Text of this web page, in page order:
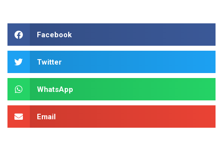
Facebook
Twitter
WhatsApp
Email